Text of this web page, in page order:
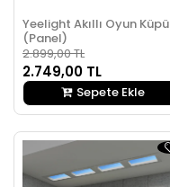
Yeelight Akıllı Oyun Küpü
(Panel)
2.899,00 TL
2.749,00 TL
Sepete Ekle